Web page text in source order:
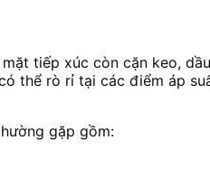
tiếp xúc còn cặn keo,
thể rò rỉ tại các điểm áp
gặp gồm: